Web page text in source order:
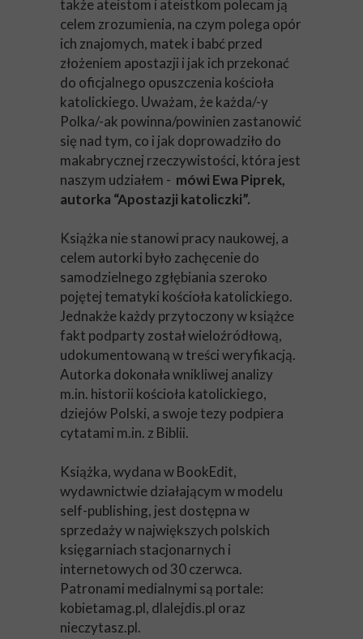
także ateistom i ateistkom polecam ją
celem zrozumienia, na czym polega opór
ich znajomych, matek i babć przed
złożeniem apostazji i jak ich przekonać
do oficjalnego opuszczenia kościoła
katolickiego. Uważam, że każda/-y
Polka/-ak powinna/powinien zastanowić
się nad tym, co i jak doprowadziło do
makabrycznej rzeczywistości, która jest
naszym udziałem - mówi Ewa Piprek,
autorka “Apostazji katoliczki”.
Książka nie stanowi pracy naukowej, a
celem autorki było zachęcenie do
samodzielnego zgłębiania szeroko
pojętej tematyki kościoła katolickiego.
Jednakże każdy przytoczony w książce
fakt podparty został wieloźródłową,
udokumentowaną w treści weryfikacją.
Autorka dokonała wnikliwej analizy
m.in. historii kościoła katolickiego,
dziejów Polski, a swoje tezy podpiera
cytatami m.in. z Biblii.
Książka, wydana w BookEdit,
wydawnictwie działającym w modelu
self-publishing, jest dostępna w
sprzedaży w największych polskich
księgarniach stacjonarnych i
internetowych od 30 czerwca.
Patronami medialnymi są portale:
kobietamag.pl, dlalejdis.pl oraz
nieczytasz.pl.